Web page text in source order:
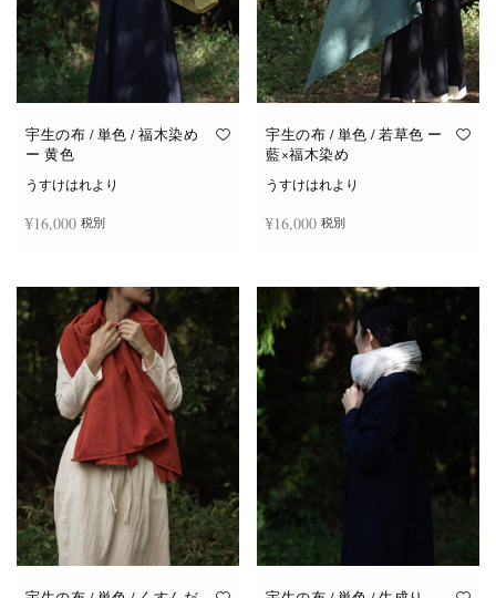
宇生の布 / 単色 / 福木染め
ー 黄色
うすけはれより
¥16,000 税別
宇生の布 / 単色 / 若草色 ー
藍×福木染め
うすけはれより
¥16,000 税別